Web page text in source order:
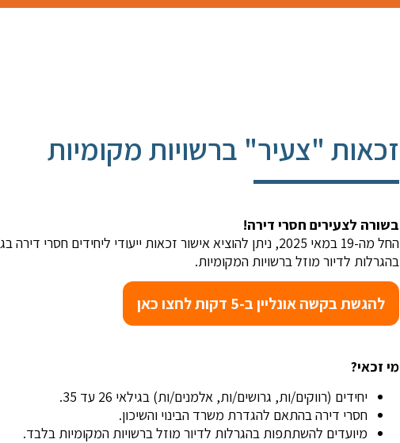
זכאות "צעיר" ברשויות מקומיות
בשורה לצעירים חסרי דירה!
בהגרלות לדיור מוזל ברשויות המקומיות.
להגשת בקשה אונליין ב-5 דקות לחצו כאן
מי זכאי?
יחידים (רווקים/ות, גרושים/ות, אלמנים/ות) בגילאי 26 עד 35.
חסרי דירה בהתאם להגדרת משרד הבינוי והשיכון.
מיועדים להשתתפות בהגרלות לדיור מוזל ברשויות המקומיות בלבד.